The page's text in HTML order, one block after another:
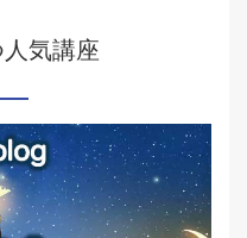
気講座